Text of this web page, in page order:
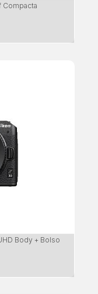
Compacta
Body + Bolso